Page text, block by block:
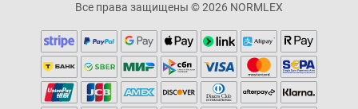
Все права защищены © 2026 NORMLEX